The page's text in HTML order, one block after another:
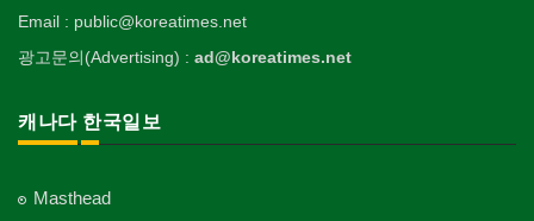
Email : public@koreatimes.net
광고문의(Advertising) : ad@koreatimes.net
캐나다 한국일보
Masthead